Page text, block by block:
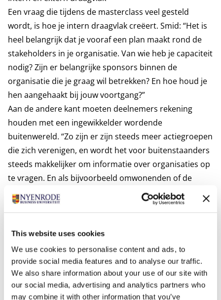
This website uses cookies
We use cookies to personalise content and ads, to
provide social media features and to analyse our traffic.
We also share information about your use of our site with
our social media, advertising and analytics partners who
may combine it with other information that you’ve
Een vraag die tijdens de masterclass veel gesteld
wordt, is hoe je intern draagvlak creëert. Smid: “Het is
heel belangrijk dat je vooraf een plan maakt rond de
stakeholders in je organisatie. Van wie heb je capaciteit
nodig? Zijn er belangrijke sponsors binnen de
organisatie die je graag wil betrekken? En hoe houd je
hen aangehaakt bij jouw voortgang?”
Aan de andere kant moeten deelnemers rekening
houden met een ingewikkelder wordende
buitenwereld. “Zo zijn er zijn steeds meer actiegroepen
die zich verenigen, en wordt het voor buitenstaanders
steeds makkelijker om informatie over organisaties op
te vragen. En als bijvoorbeeld omwonenden of de
lokale politiek zich tegen je keren, kan dat zelfs je
bestaansrecht als organisatie bedreigen. Denk aan de
weerstand zijn die op een aantal plekken inmiddels
helemaal verboden.”
Op tijd vrienden maken
Communicatie is volgens Smid een randvoorwaarde
voor goed stakeholdermanagement. "Communiceer